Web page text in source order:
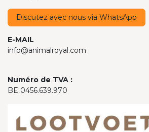
Discutez avec nous via WhatsApp
E-MAIL
info@animalroyal.com
Numéro de TVA :
BE 0456.639.970